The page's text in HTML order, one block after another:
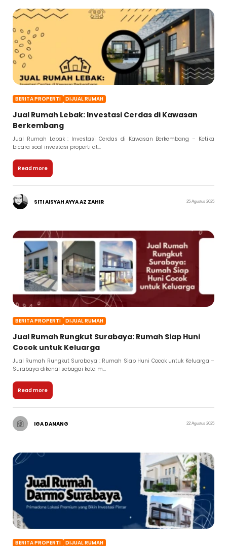
BERITA PROPERTI DIJUAL RUMAH
Jual Rumah Lebak: Investasi Cerdas di Kawasan
Berkembang
Jual Rumah Lebak : Investasi Cerdas di Kawasan Berkembang – Ketika
bicara soal investasi properti at...
Read more
SITI AISYAH AYYA AZ ZAHIR 25 Agustus 2025
BERITA PROPERTI DIJUAL RUMAH
Jual Rumah Rungkut Surabaya: Rumah Siap Huni
Cocok untuk Keluarga
Jual Rumah Rungkut Surabaya : Rumah Siap Huni Cocok untuk Keluarga –
Surabaya dikenal sebagai kota m...
Read more
IGA DANANG 22 Agustus 2025
BERITA PROPERTI DIJUAL RUMAH